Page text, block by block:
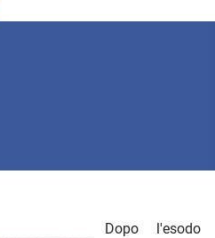
Dopo l'esodo